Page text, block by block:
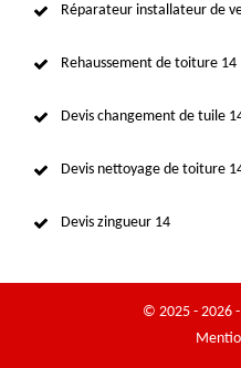
Réparateur installateur de
Rehaussement de toiture 14
Devis changement de tuile
Devis nettoyage de toiture
Devis zingueur 14
© 2025 - 2026